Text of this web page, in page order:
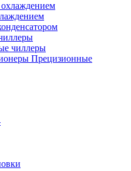
чиллеры
Прецизионные